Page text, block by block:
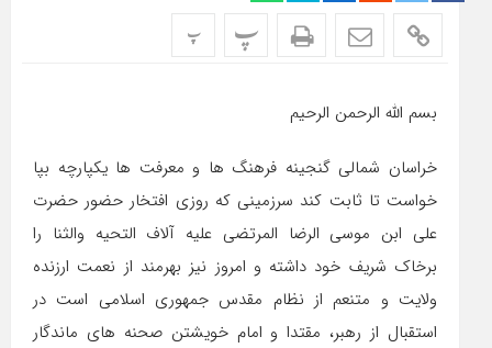
پ پ
بسم الله الرحمن الرحیم
خراسان شمالی گنجینه فرهنگ ها و معرفت ها یکپارچه بپا
خواست تا ثابت کند سرزمینی که روزی افتخار حضور حضرت
علی ابن موسی الرضا المرتضی علیه آلاف التحیه والثنا را
برخاک شریف خود داشته و امروز نیز بهرمند از نعمت ارزنده
ولایت و متنعم از نظام مقدس جمهوری اسلامی است در
استقبال از رهبر، مقتدا و امام خویشتن صحنه های ماندگار